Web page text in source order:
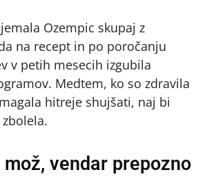
Ozempic skupaj z
na recept in po poročanju
v petih mesecih izgubila
Medtem, ko so zdravila
hitreje shujšati, naj bi
vendar prepozno